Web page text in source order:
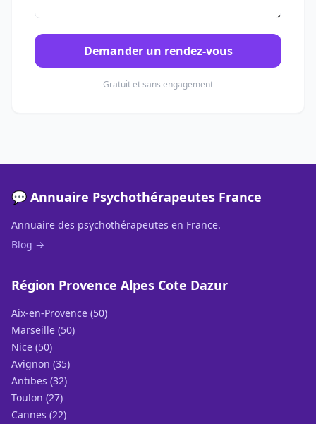
Demander un rendez-vous
Gratuit et sans engagement
💬 Annuaire Psychothérapeutes France
Annuaire des psychothérapeutes en France.
Blog →
Région Provence Alpes Cote Dazur
Aix-en-Provence (50)
Marseille (50)
Nice (50)
Avignon (35)
Antibes (32)
Toulon (27)
Cannes (22)